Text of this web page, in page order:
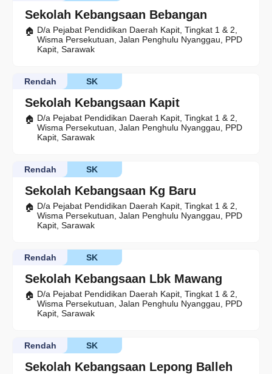
Sekolah Kebangsaan Bebangan
D/a Pejabat Pendidikan Daerah Kapit, Tingkat 1 & 2,
Wisma Persekutuan, Jalan Penghulu Nyanggau, PPD
Kapit, Sarawak
Sekolah Kebangsaan Kapit
SK
Rendah
D/a Pejabat Pendidikan Daerah Kapit, Tingkat 1 & 2,
Wisma Persekutuan, Jalan Penghulu Nyanggau, PPD
Kapit, Sarawak
Sekolah Kebangsaan Kg Baru
SK
Rendah
D/a Pejabat Pendidikan Daerah Kapit, Tingkat 1 & 2,
Wisma Persekutuan, Jalan Penghulu Nyanggau, PPD
Kapit, Sarawak
Sekolah Kebangsaan Lbk Mawang
SK
Rendah
D/a Pejabat Pendidikan Daerah Kapit, Tingkat 1 & 2,
Wisma Persekutuan, Jalan Penghulu Nyanggau, PPD
Kapit, Sarawak
Sekolah Kebangsaan Lepong Balleh
SK
Rendah